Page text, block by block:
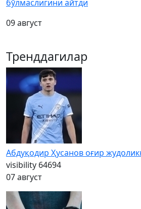
бўлмаслигини айтди
09 август
Тренддагилар
Абдуқодир Ҳусанов оғир
visibility 64694
07 август